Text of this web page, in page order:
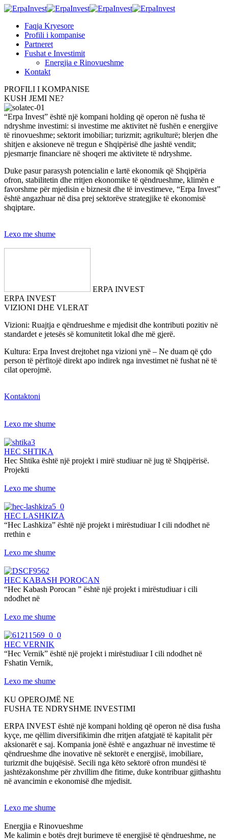
Faqja Kryesore
Profili i kompanise
Partneret
Fushat e Investimit
Energjia e Rinovueshme
Kontakt
PROFILI I KOMPANISE
KUSH JEMI NE?
“Erpa Invest” është një kompani holding që operon në fusha të
ndryshme investimi: si investime me aktivitet në fushën e energjive
të rinovueshme; sektorit imobiliar; turizmit; agrikulturë; blerjen dhe
shitjen e aksioneve në tregun e Shqipërisë dhe jashtë vendit;
pjesmarrje financiare në shoqeri me aktivitete të ndryshme.
Duke pasur parasysh potencialin e lartë ekonomik që Shqipëria
ofron, stabilitetin dhe rritjen ekonomike të qëndrueshme, klimën e
favorshme për mjedisin e biznesit dhe të investimeve, “Erpa Invest”
është angazhuar në disa prej sektorëve strategjike të ekonomisë
shqiptare.
Lexo me shume
ERPA INVEST
ERPA INVEST
VIZIONI DHE VLERAT
Vizioni: Ruajtja e qëndrueshme e mjedisit dhe kontributi pozitiv në
standardet e jetesës së komunitetit lokal dhe më gjerë.
Kultura: Erpa Invest drejtohet nga vizioni ynë – Ne duam që çdo
person të përfitojë direkt apo indirek nga investimet në fushat në të
cilat operojmë.
Kontaktoni
Lexo me shume
HEC SHTIKA
Hec Shtika është një projekt i mirë studiuar në jug të Shqipërisë.
Projekti
Lexo me shume
HEC LASHKIZA
“Hec Lashkiza” është një projekt i mirëstudiuar I cili ndodhet në
rrethin e
Lexo me shume
HEC KABASH POROCAN
“Hec Kabash Porocan ” është një projekt i mirëstudiuar i cili
ndodhet në
Lexo me shume
HEC VERNIK
“Hec Vernik” është një projekt i mirëstudiuar I cili ndodhet në
Fshatin Vernik,
Lexo me shume
KU OPEROJMË NE
FUSHA TE NDRYSHME INVESTIMI
ERPA INVEST është një kompani holding që operon në disa fusha
kyçe, me qëllim diversifikimin dhe rritjen afatgjatë të kapitalit për
aksionarët e saj. Kompania jonë është e angazhuar në investime të
qëndrueshme dhe inovative në sektorët e energjisë, imobiliare,
turizmit dhe bujqësisë. Secili nga këto sektorë ofron mundësi të
jashtëzakonshme për zhvillim dhe fitime, duke kontribuar gjithashtu
në avancimin e ekonomisë dhe mjedisit.
Lexo me shume
Energjia e Rinovueshme
Me kalimin e botës drejt burimeve të energjisë të qëndrueshme, ne